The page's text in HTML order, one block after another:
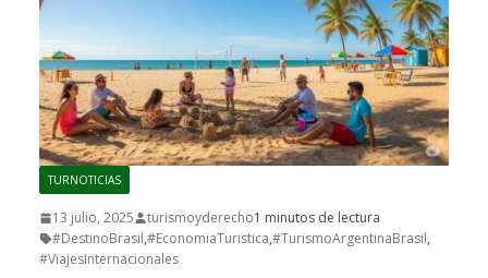
TURNOTICIAS
13 julio, 2025 turismoyderecho1 minutos de lectura
#DestinoBrasil,#EconomiaTuristica,#TurismoArgentinaBrasil,
#ViajesInternacionales